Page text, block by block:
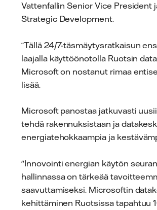
Vattenfallin Senior Vice President
Strategic Development.
“Tällä 24/7-täsmäytysratkaisun
laajalla käyttöönotolla Ruotsin
Microsoft on nostanut rimaa
lisää.
Microsoft panostaa jatkuvasti
tehdä rakennuksistaan ja
energiatehokkaampia ja
"Innovointi energian käytön
hallinnassa on tärkeää
saavuttamiseksi. Microsoftin
kehittäminen Ruotsissa tapahtuu